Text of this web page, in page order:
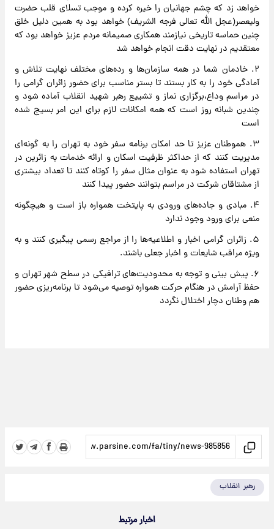
خواهد زد که چشم جهانیان را خیره کرده و موجب تسلای قلب حضرت
ولیعصر(عجل الله تعالی فرجه الشریف) خواهد بود به همین دلیل خلق
چنین حماسه تاریخی نیازمند همکاری صمیمانه مردم عزیز خواهد بود که
معتقدیم در نهایت دقت انجام خواهد شد
۲. خادمان شما در همه سازمان‌ها و رده‌های مختلف‌ نهایت تلاش و
آمادگی خود را به کار بستند تا بستر مناسب برای حضور زائران گرامی را
در مراسم وداع،برگزاری نماز و تشییع رهبر شهید انقلاب آماده شود و
چندین شبانه روز است که همه امکانات لازم برای این امر بسیج شده
است
۳. هموطنان عزیز تا حد امکان برنامه سفر خود به تهران را به گونه‌ای
مدیریت کنند که از حداکثر ظرفیت اسکان و ارائه خدمات به زائرین در
تهران استفاده شود به عنوان مثال سفر را کوتاه کنند تا تعداد بیشتری
از مشتاقان شرکت در مراسم بتوانند حضور پیدا کنند
۴. مبادی و جاده‌های ورودی به پایتخت همواره باز است و هیچگونه
منعی برای ورود وجود ندارد
۵. زائران گرامی اخبار و اطلاعیه‌ها را از مراجع رسمی پیگیری کنند و به
ویژه مراقب شایعات و اخبار جعلی باشند.
۶. پیش بینی و توجه به محدودیت‌های ترافیکی در سطح شهر تهران و
حفظ آرامش در هنگام حرکت همواره توصیه می‌شود تا برنامه‌ریزی حضور
هم وطنان دچار اختلال نگردد
رهبر انقلاب
اخبار مرتبط